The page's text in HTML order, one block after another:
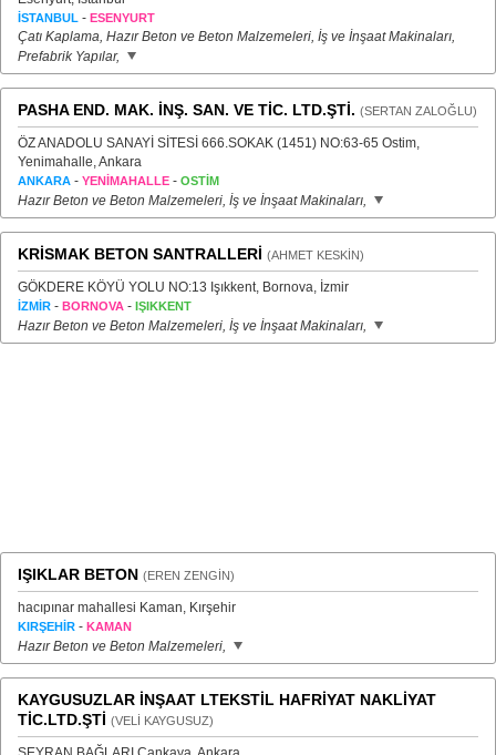
İSTANBUL - ESENYURT
Çatı Kaplama, Hazır Beton ve Beton Malzemeleri, İş ve İnşaat Makinaları,
Prefabrik Yapılar,
PASHA END. MAK. İNŞ. SAN. VE TİC. LTD.ŞTİ. (SERTAN ZALOĞLU)
ÖZ ANADOLU SANAYİ SİTESİ 666.SOKAK (1451) NO:63-65 Ostim,
Yenimahalle, Ankara
ANKARA - YENİMAHALLE - OSTİM
Hazır Beton ve Beton Malzemeleri, İş ve İnşaat Makinaları,
KRİSMAK BETON SANTRALLERİ (AHMET KESKİN)
GÖKDERE KÖYÜ YOLU NO:13 Işıkkent, Bornova, İzmir
İZMİR - BORNOVA - IŞIKKENT
Hazır Beton ve Beton Malzemeleri, İş ve İnşaat Makinaları,
IŞIKLAR BETON (EREN ZENGİN)
hacıpınar mahallesi Kaman, Kırşehir
KIRŞEHİR - KAMAN
Hazır Beton ve Beton Malzemeleri,
KAYGUSUZLAR İNŞAAT LTEKSTİL HAFRİYAT NAKLİYAT
TİC.LTD.ŞTİ (VELİ KAYGUSUZ)